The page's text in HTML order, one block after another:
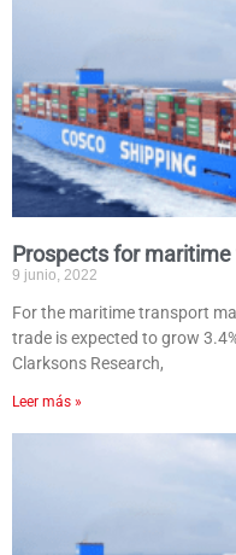
Prospects for
9 junio, 2022
For the maritime transport
trade is expected to grow
Clarksons Research,
Leer más »